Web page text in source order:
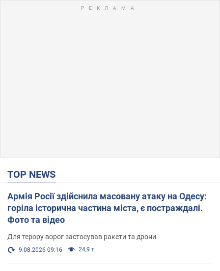
TOP NEWS
Армія Росії здійснила масовану атаку на Одесу:
горіла історична частина міста, є постраждалі.
Фото та відео
Для терору ворог застосував ракети та дрони
9.08.2026 09:16 24,9 т.